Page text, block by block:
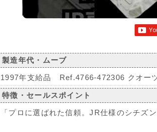
製造年代・ムーブ
1997年支給品 Ref.4766-472306 クオー
特徴・セールスポイント
「プロに選ばれた信頼。JR仕様のシチズン